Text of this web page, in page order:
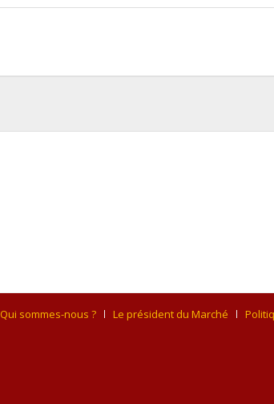
Qui sommes-nous ? Le président du Marché